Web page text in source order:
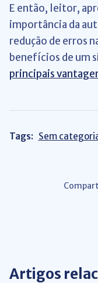
E então, leitor,
importância da
redução de erros
benefícios de um
principais
Tags: Sem
Artigos